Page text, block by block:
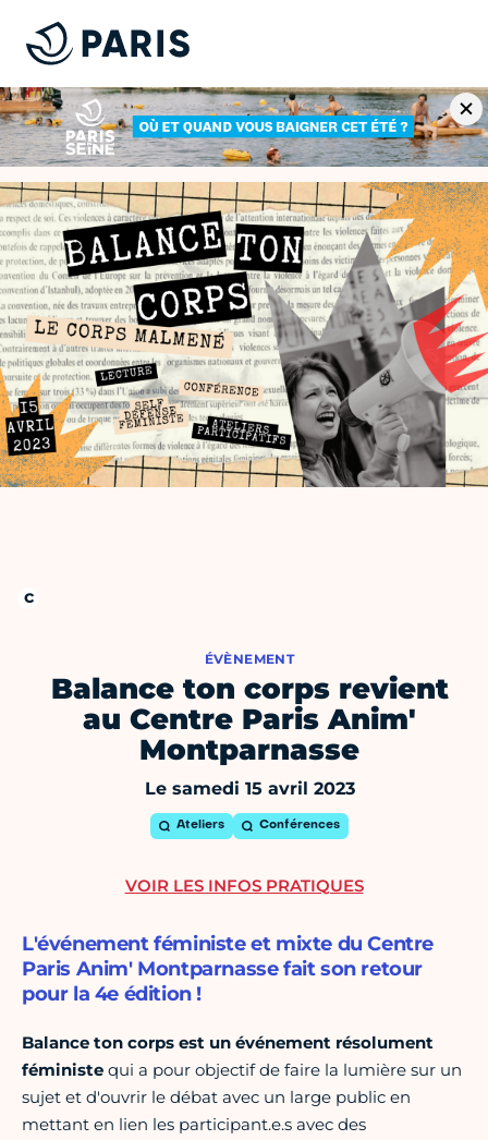
ÉVÈNEMENT
Balance ton corps revient
au Centre Paris Anim'
Montparnasse
Le samedi 15 avril 2023
Ateliers Conférences
L'événement féministe et mixte du Centre
Paris Anim' Montparnasse fait son retour
pour la 4e édition !
Balance ton corps est un événement résolument
féministe qui a pour objectif de faire la lumière sur un
sujet et d'ouvrir le débat avec un large public en
mettant en lien les participant.e.s avec des
VOIR LES INFOS PRATIQUES